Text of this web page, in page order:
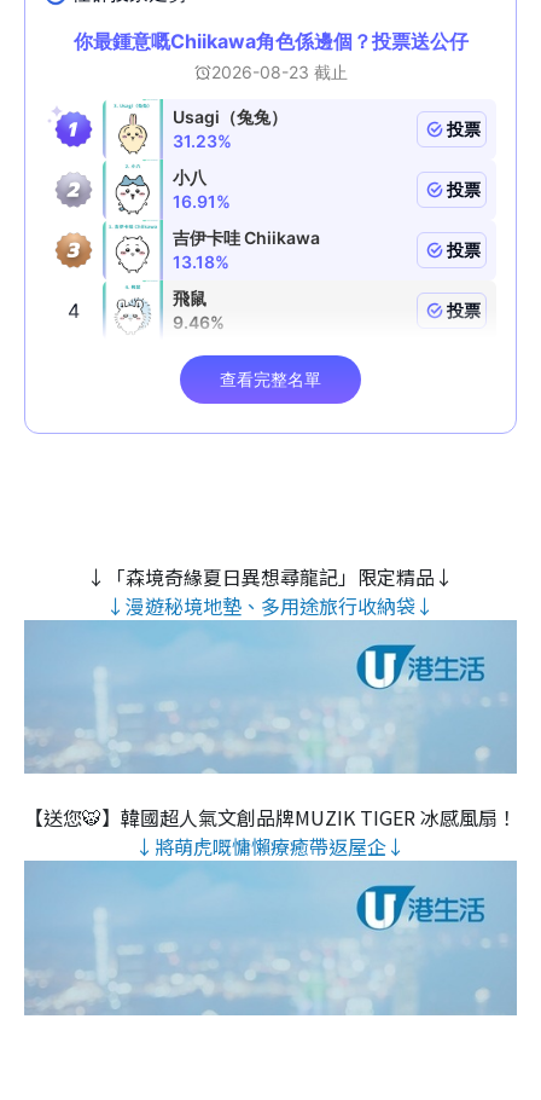
↓「森境奇緣夏日異想尋龍記」限定精品↓
↓漫遊秘境地墊、多用途旅行收納袋↓
【送您🐯】韓國超人氣文創品牌MUZIK TIGER 冰感風扇！
↓將萌虎嘅慵懶療癒帶返屋企↓